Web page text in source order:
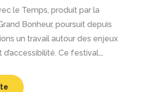
le Temps, produit par la
Bonheur, poursuit depuis
un travail autour des enjeux
d’accessibilité. Ce festival,…